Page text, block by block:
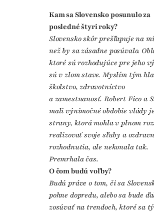
Kam sa Slovensko posunulo za
posledné štyri roky?
Slovensko skôr prešľapuje na
než by sa zásadne posúvalo.
ktoré sú rozhodujúce pre jeho
sú v zlom stave. Myslím tým
školstvo, zdravotníctvo
a zamestnanosť. Robert Fico a
mali výnimočné obdobie vlády
strany, ktorá mohla v plnom
realizovať svoje sľuby a
rozhodnutia, ale nekonala tak.
Premrhala čas.
O čom budú voľby?
Budú práve o tom, či sa
pohne dopredu, alebo sa bude
zosúvať na trendoch, ktoré sa